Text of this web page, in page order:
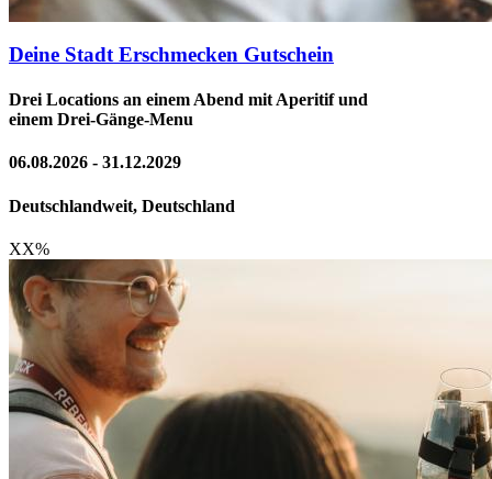
Deine Stadt Erschmecken Gutschein
Drei Locations an einem Abend mit Aperitif und
einem Drei-Gänge-Menu
06.08.2026 - 31.12.2029
Deutschlandweit, Deutschland
XX%